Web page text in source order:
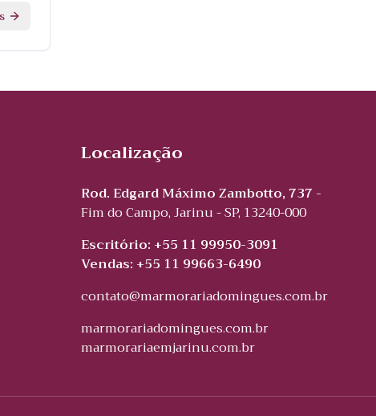
Localização
Rod. Edgard Máximo Zambotto, 737 -
Fim do Campo, Jarinu - SP, 13240-000
Escritório: +55 11 99950-3091
Vendas: +55 11 99663-6490
contato@marmorariadomingues.com.br
marmorariadomingues.com.br
marmorariaemjarinu.com.br